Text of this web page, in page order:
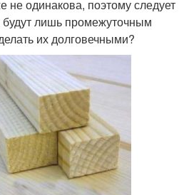
не одинакова, поэтому следует
лишь промежуточным
их долговечными?